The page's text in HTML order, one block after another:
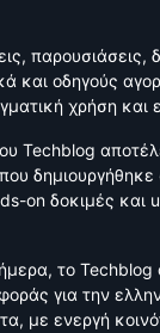
παρουσιάσεις,
και οδηγούς
χρήση και
Techblog
on δοκιμές και
το Techblog
για την
με ενεργή